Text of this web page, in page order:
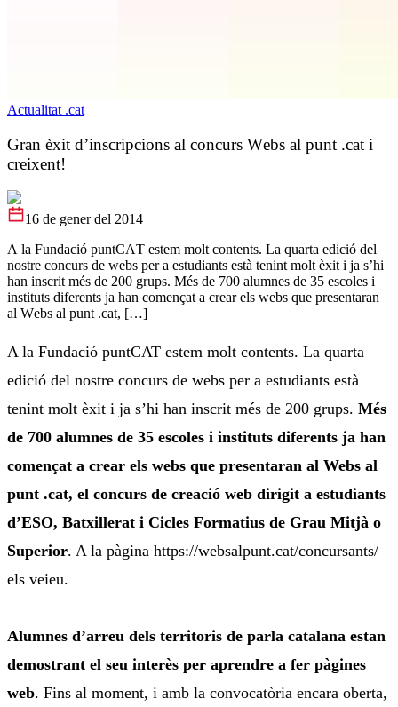
Actualitat .cat
Gran èxit d’inscripcions al concurs Webs al punt .cat i
creixent!
16 de gener del 2014
A la Fundació puntCAT estem molt contents. La quarta edició del
nostre concurs de webs per a estudiants està tenint molt èxit i ja s’hi
han inscrit més de 200 grups. Més de 700 alumnes de 35 escoles i
instituts diferents ja han començat a crear els webs que presentaran
al Webs al punt .cat, […]
A la Fundació puntCAT estem molt contents. La quarta
edició del nostre concurs de webs per a estudiants està
tenint molt èxit i ja s’hi han inscrit més de 200 grups. Més
de 700 alumnes de 35 escoles i instituts diferents ja han
començat a crear els webs que presentaran al Webs al
punt .cat, el concurs de creació web dirigit a estudiants
d’ESO, Batxillerat i Cicles Formatius de Grau Mitjà o
Superior. A la pàgina https://websalpunt.cat/concursants/
els veieu.
Alumnes d’arreu dels territoris de parla catalana estan
demostrant el seu interès per aprendre a fer pàgines
web. Fins al moment, i amb la convocatòria encara oberta,